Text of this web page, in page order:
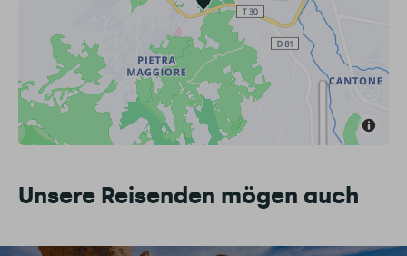
Unsere Reisenden mögen auch